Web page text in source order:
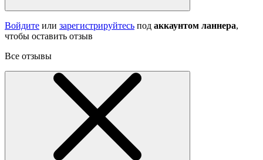
Войдите или зарегистрируйтесь под аккаунтом ланнера,
чтобы оставить отзыв
Все отзывы